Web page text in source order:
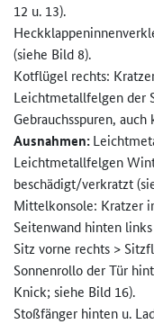
12 u. 13).
(siehe Bild 8).
Kotflügel rechts:
Leichtmetallfelgen der
Gebrauchsspuren,
Ausnahmen:
Leichtmetallfelgen
beschädigt/verkratzt
Mittelkonsole: Kratzer
Seitenwand hinten
Sitz vorne rechts >
Sonnenrollo der Tür
Knick; siehe Bild 16).
Stoßfänger hinten u.